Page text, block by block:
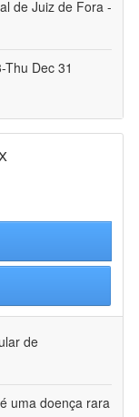
de Juiz de Fora -
Dec 31
de
uma doença rara